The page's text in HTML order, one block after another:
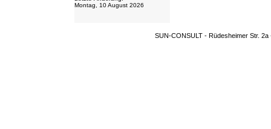
Montag, 10 August 2026
SUN-CONSULT - Rüdesheimer Str.